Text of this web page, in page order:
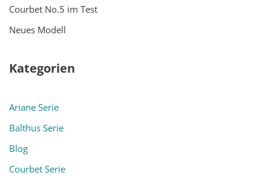
Courbet No.5 im Test
Neues Modell
Kategorien
Ariane Serie
Balthus Serie
Blog
Courbet Serie